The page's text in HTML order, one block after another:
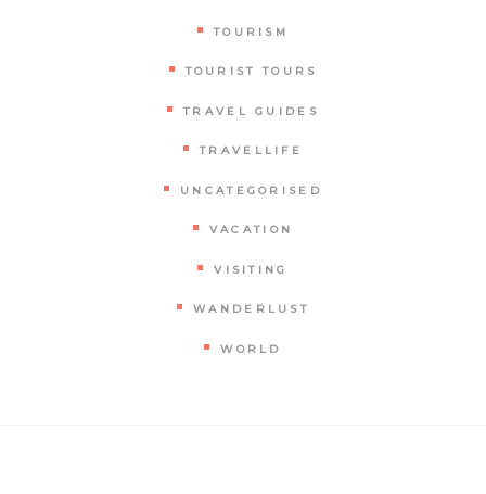
TOURISM
TOURIST TOURS
TRAVEL GUIDES
TRAVELLIFE
UNCATEGORISED
VACATION
VISITING
WANDERLUST
WORLD